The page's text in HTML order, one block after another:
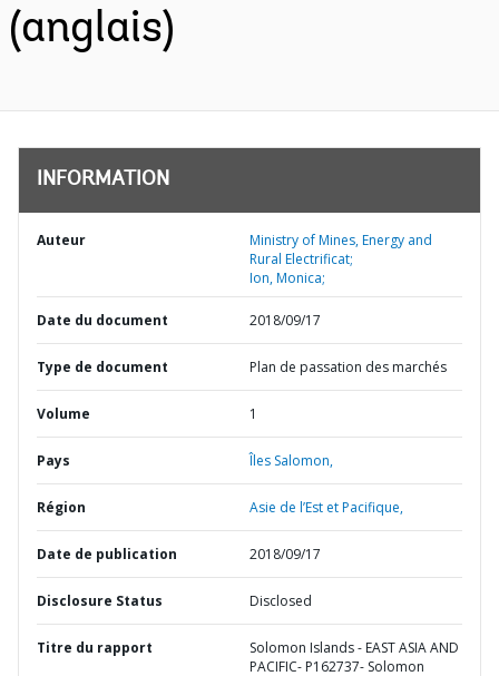
(anglais)
INFORMATION
Auteur
Ministry of Mines, Energy and
Rural Electrificat;
Ion, Monica;
Date du document 2018/09/17
Type de document Plan de passation des marchés
Volume 1
Pays Îles Salomon,
Région Asie de l’Est et Pacifique,
Date de publication 2018/09/17
Disclosure Status Disclosed
Titre du rapport
Solomon Islands - EAST ASIA AND
PACIFIC- P162737- Solomon